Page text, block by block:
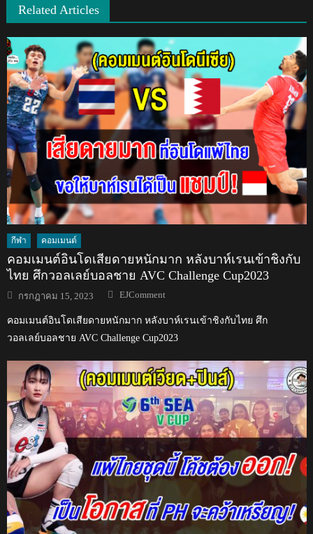
Related Articles
กีฬา คอมเมนต์
คอมเมนต์อินโดเสียดายหนักมาก หลังบาห์เรนเข้าชิงกับ
ไทย ศึกวอลเลย์บอลชาย AVC Challenge Cup2023
Posted
on
กรกฎาคม 15, 2023 Author
EJComment
คอมเมนต์อินโดเสียดายหนักมาก หลังบาห์เรนเข้าชิงกับไทย ศึก
วอลเลย์บอลชาย AVC Challenge Cup2023